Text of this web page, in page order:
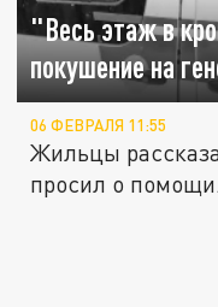
"Весь этаж в
покушение на
06 ФЕВРАЛЯ 11:55
Жильцы
просил о помощи.